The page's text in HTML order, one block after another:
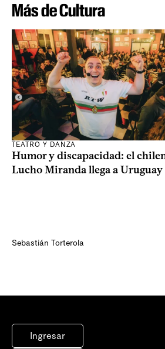
Más de Cultura
TEATRO Y DANZA
Humor y discapacidad: el
Lucho Miranda llega a Uruguay
Sebastián Torterola
Ingresar